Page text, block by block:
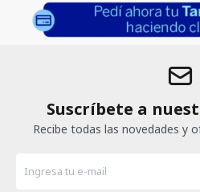
Suscríbete a
Recibe todas las novedades y